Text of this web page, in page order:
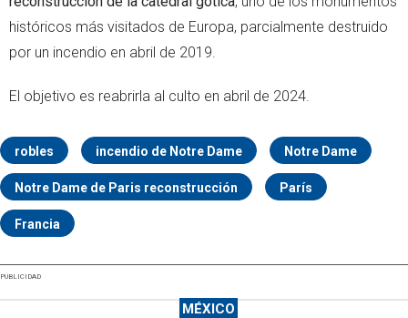
históricos más visitados de Europa, parcialmente destruido
por un incendio en abril de 2019.
El objetivo es reabrirla al culto en abril de 2024.
robles incendio de Notre Dame Notre Dame
Notre Dame de Paris reconstrucción París
Francia
PUBLICIDAD
MÉXICO